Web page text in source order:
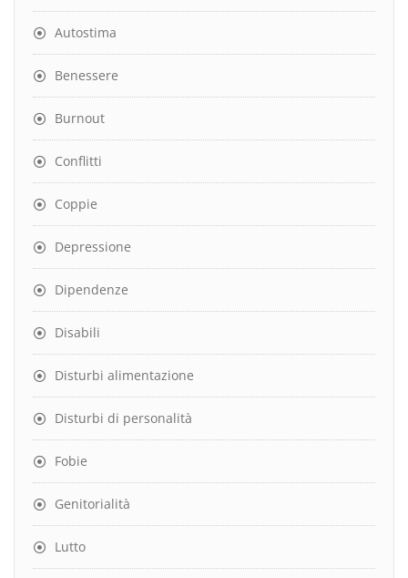
Autostima
Benessere
Burnout
Conflitti
Coppie
Depressione
Dipendenze
Disabili
Disturbi alimentazione
Disturbi di personalità
Fobie
Genitorialità
Lutto